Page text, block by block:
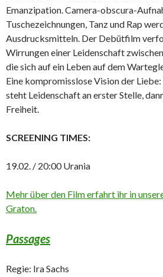
Emanzipation. Camera-obscura-
Tuschezeichnungen, Tanz und Rap
Ausdrucksmitteln. Der Debütfilm
Wirrungen einer Leidenschaft
die sich auf ein Leben auf dem
Eine kompromisslose Vision der
steht Leidenschaft an erster Stelle,
Freiheit.
SCREENING TIMES:
19.02. / 20:00 Urania
Mehr über den Film erfahrt ihr in
Graton.
Passages
Regie: Ira Sachs